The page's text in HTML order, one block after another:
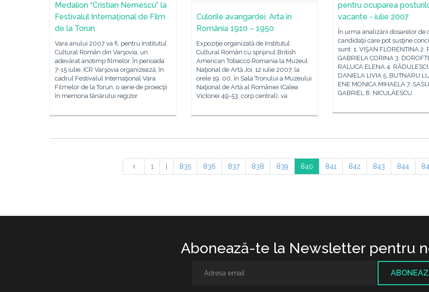
pentru ocuparea
vacante - iulie 2007
În urma analizării dosarelor de
candidaţii care pot susţine
sunt: 1. VIŞAN FLORENTINA 2.
GABRIELA CORINA 3.
RALUCA ELENA 4.
DANIELA LIVIA 5. BUTNARU
ENE MONICA MIHAELA 7. SASU
GABRIEL 8. NICULĂESCU
Medalion “Cristian Nemescu” la
Festivalul Internaţional de Film
de la Torun
Vara anului 2007 va fi, pentru Institutul
Cultural Român din Varşovia, un
adevărat anotimp filmelor. În perioada
7-15 iulie, ICR Varşovia organizează, în
cadrul Festivalul Internaţional Vara
Filmelor de la Torun, o serie de proiecţii
în memoria tânărului regizor
Culorile avangardei. Arta în
România 1910 – 1950
Expoziţie organizată de Institutul
Cultural Român cu sprijinul British
American Tobacco Romania la Muzeul
Naţional de Artă Joi, 12 iulie 2007, la
orele 19. 00, în Sala Tronului a Muzeului
Naţional de Artă al României (Calea
Victoriei 49-53, corp central), va
1 835 836 837 838 839 840 841 842 843 844
Abonează-te la Newsletter pentru